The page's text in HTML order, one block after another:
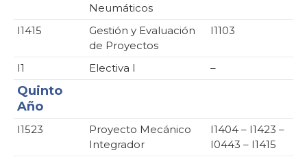
Neumáticos
I1415
Gestión y Evaluación
de Proyectos
I1103
I1 Electiva I –
Quinto
Año
I1523
Proyecto Mecánico
Integrador
I1404 – I1423 –
I0443 – I1415